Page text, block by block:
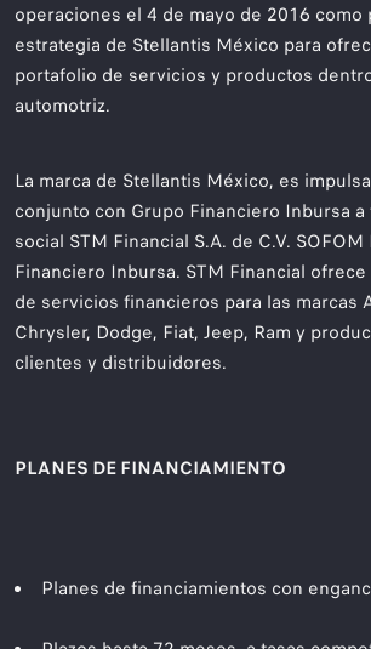
operaciones el 4 de mayo de 2016 como
estrategia de Stellantis México para
portafolio de servicios y productos
automotriz.
La marca de Stellantis México, es
conjunto con Grupo Financiero Inbursa a
social STM Financial S.A. de C.V. SOFOM
Financiero Inbursa. STM Financial
de servicios financieros para las marcas
Chrysler, Dodge, Fiat, Jeep, Ram y
clientes y distribuidores.
PLANES DE FINANCIAMIENTO
Planes de financiamientos con